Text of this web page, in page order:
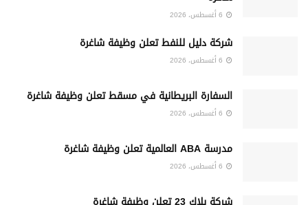
شركة دليل للنفط تعلن وظيفة شاغرة
السفارة البريطانية في مسقط تعلن وظيفة شاغرة
مدرسة ABA العالمية تعلن وظيفة شاغرة